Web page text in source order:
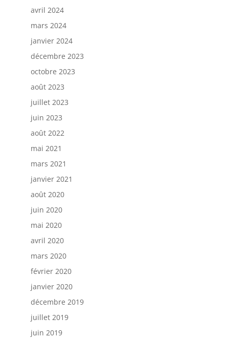
avril 2024
mars 2024
janvier 2024
décembre 2023
octobre 2023
août 2023
juillet 2023
juin 2023
août 2022
mai 2021
mars 2021
janvier 2021
août 2020
juin 2020
mai 2020
avril 2020
mars 2020
février 2020
janvier 2020
décembre 2019
juillet 2019
juin 2019